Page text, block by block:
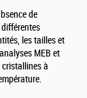
de
les tailles et
MEB et
à